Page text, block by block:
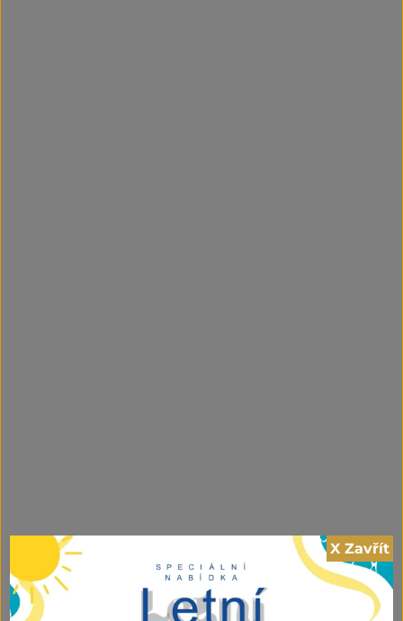
X Zavřít